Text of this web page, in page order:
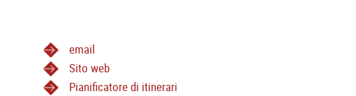
email
Sito web
Pianificatore di itinerari